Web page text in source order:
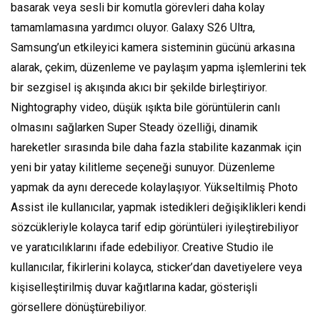
basarak veya sesli bir komutla görevleri daha kolay
tamamlamasına yardımcı oluyor. Galaxy S26 Ultra,
Samsung’un etkileyici kamera sisteminin gücünü arkasına
alarak, çekim, düzenleme ve paylaşım yapma işlemlerini tek
bir sezgisel iş akışında akıcı bir şekilde birleştiriyor.
Nightography video, düşük ışıkta bile görüntülerin canlı
olmasını sağlarken Super Steady özelliği, dinamik
hareketler sırasında bile daha fazla stabilite kazanmak için
yeni bir yatay kilitleme seçeneği sunuyor. Düzenleme
yapmak da aynı derecede kolaylaşıyor. Yükseltilmiş Photo
Assist ile kullanıcılar, yapmak istedikleri değişiklikleri kendi
sözcükleriyle kolayca tarif edip görüntüleri iyileştirebiliyor
ve yaratıcılıklarını ifade edebiliyor. Creative Studio ile
kullanıcılar, fikirlerini kolayca, sticker’dan davetiyelere veya
kişiselleştirilmiş duvar kağıtlarına kadar, gösterişli
görsellere dönüştürebiliyor.